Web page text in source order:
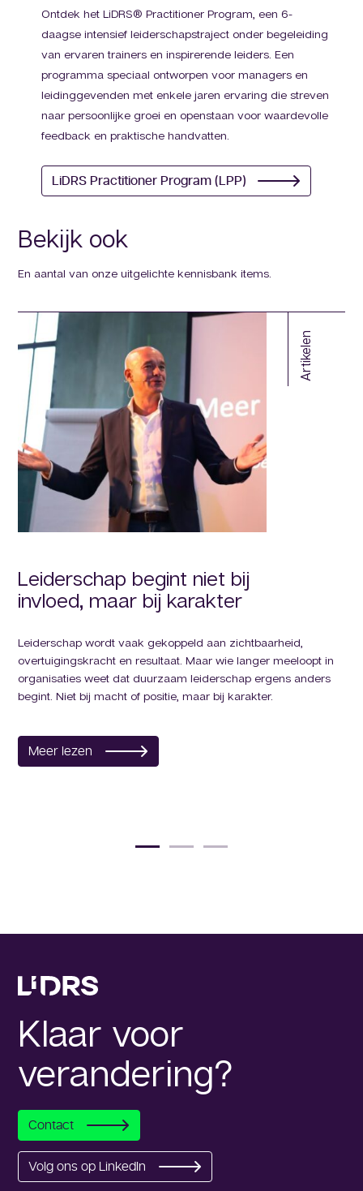
Ontdek het LiDRS® Practitioner Program, een 6-
daagse intensief leiderschapstraject onder begeleiding
van ervaren trainers en inspirerende leiders. Een
programma speciaal ontworpen voor managers en
leidinggevenden met enkele jaren ervaring die streven
naar persoonlijke groei en openstaan voor waardevolle
feedback en praktische handvatten.
LiDRS Practitioner Program (LPP)
Bekijk ook
En aantal van onze uitgelichte kennisbank items.
Artikelen
Leiderschap begint niet bij
invloed, maar bij karakter
Leiderschap wordt vaak gekoppeld aan zichtbaarheid,
overtuigingskracht en resultaat. Maar wie langer meeloopt in
organisaties weet dat duurzaam leiderschap ergens anders
begint. Niet bij macht of positie, maar bij karakter.
Meer lezen
Klaar voor
verandering?
Contact
Volg ons op LinkedIn